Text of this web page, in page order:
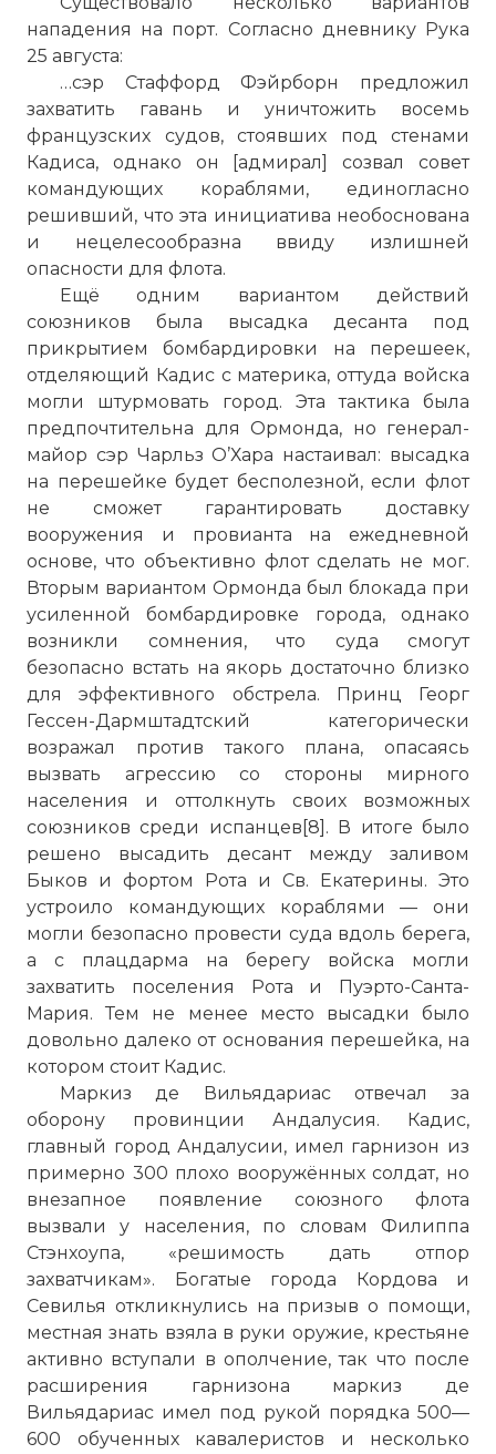
нападения на порт. Согласно дневнику Рука
25 августа:
…сэр Стаффорд Фэйрборн предложил
захватить гавань и уничтожить восемь
французских судов, стоявших под стенами
Кадиса, однако он [адмирал] созвал совет
командующих кораблями, единогласно
решивший, что эта инициатива необоснована
и нецелесообразна ввиду излишней
опасности для флота.
Ещё одним вариантом действий
союзников была высадка десанта под
прикрытием бомбардировки на перешеек,
отделяющий Кадис с материка, оттуда войска
могли штурмовать город. Эта тактика была
предпочтительна для Ормонда, но генерал-
майор сэр Чарльз О’Хара настаивал: высадка
на перешейке будет бесполезной, если флот
не сможет гарантировать доставку
вооружения и провианта на ежедневной
основе, что объективно флот сделать не мог.
Вторым вариантом Ормонда был блокада при
усиленной бомбардировке города, однако
возникли сомнения, что суда смогут
безопасно встать на якорь достаточно близко
для эффективного обстрела. Принц Георг
Гессен-Дармштадтский категорически
возражал против такого плана, опасаясь
вызвать агрессию со стороны мирного
населения и оттолкнуть своих возможных
союзников среди испанцев[8]. В итоге было
решено высадить десант между заливом
Быков и фортом Рота и Св. Екатерины. Это
устроило командующих кораблями — они
могли безопасно провести суда вдоль берега,
а с плацдарма на берегу войска могли
захватить поселения Рота и Пуэрто-Санта-
Мария. Тем не менее место высадки было
довольно далеко от основания перешейка, на
котором стоит Кадис.
Маркиз де Вильядариас отвечал за
оборону провинции Андалусия. Кадис,
главный город Андалусии, имел гарнизон из
примерно 300 плохо вооружённых солдат, но
внезапное появление союзного флота
вызвали у населения, по словам Филиппа
Стэнхоупа, «решимость дать отпор
захватчикам». Богатые города Кордова и
Севилья откликнулись на призыв о помощи,
местная знать взяла в руки оружие, крестьяне
активно вступали в ополчение, так что после
расширения гарнизона маркиз де
Вильядариас имел под рукой порядка 500—
600 обученных кавалеристов и несколько